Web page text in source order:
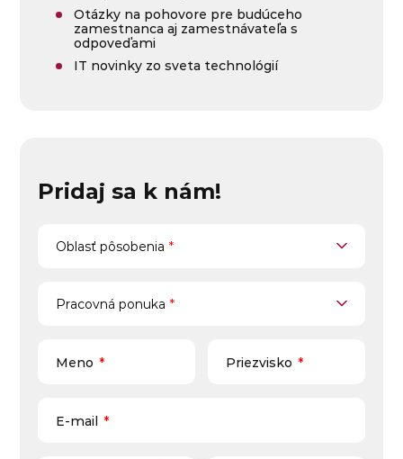
Otázky na pohovore pre budúceho
zamestnanca aj zamestnávateľa s
odpoveďami
IT novinky zo sveta technológií
Pridaj sa k nám!
Oblasť pôsobenia *
Pracovná ponuka *
Meno * Priezvisko *
E-mail *